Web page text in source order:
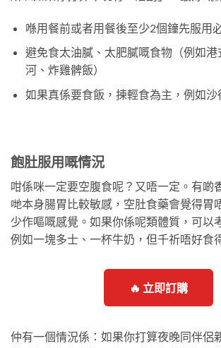
喺用餐前或者用餐後至少2個鐘先服用
避免食太油膩、太肥膩嘅食物（例如
河、炸雞髀飯）
如果真係要食飯，揀輕食為主，例如
飽肚服用嘅情況
咁係咪一定要空腹食呢？又唔一定。有啲
哋本身腸胃比較敏感，空肚食藥會覺得胃
少作嘔嘅感覺。如果你係呢類體質，可以
例如一塊多士、一杯牛奶，但千祈唔好食
🔥 立即訂購
仲有一個情況係：如果你打算夜晚同伴侶